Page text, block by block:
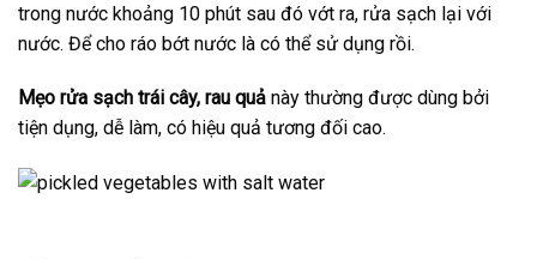
trong nước khoảng 10 phút sau đó vớt ra, rửa sạch lại với
nước. Để cho ráo bớt nước là có thể sử dụng rồi.
Mẹo rửa sạch trái cây, rau quả này thường được dùng bởi
tiện dụng, dễ làm, có hiệu quả tương đối cao.